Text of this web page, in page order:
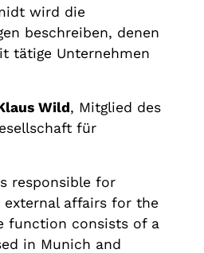
wird die
beschreiben, denen
tätige Unternehmen
Wild, Mitglied des
für
responsible for
external affairs for the
function consists of a
in Munich and